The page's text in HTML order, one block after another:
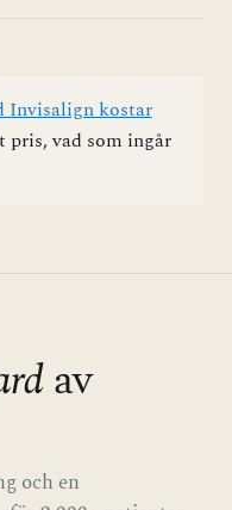
Invisalign kostar
pris, vad som ingår
av
och en